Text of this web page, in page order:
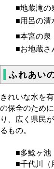
■地蔵滝の泉
■用呂の清水
■本宮の泉（
■お地蔵さ
ふれあい
きれいな水を
の保全のため
り、広く県民
るもの。
■多鯰ヶ池（
■千代川（用